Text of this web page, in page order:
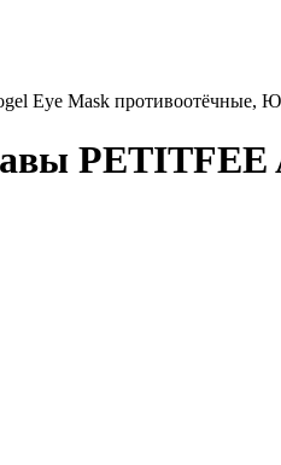
Eye Mask противоотёчные,